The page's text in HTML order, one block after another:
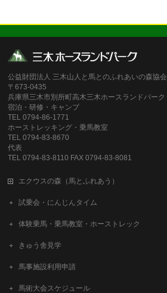
公益財団法人 三木山人と馬とのふれあいの森協会
〒673-0435
兵庫県三木市別所町高木三木ホースランドパーク
宿泊・研修・キャンプ
TEL 0794-86-1771
ホーストレッキング・乗馬教室
TEL 0794-83-8670
代表
TEL 0794-83-8110 FAX 0794-83-8081
エクウスの森（馬とふれあう）
試乗会・にんじんタイム
体験乗馬・乗馬教室・ホーストレック
きゅう舎見学
馬事施設利用申請
馬術大会スケジュール